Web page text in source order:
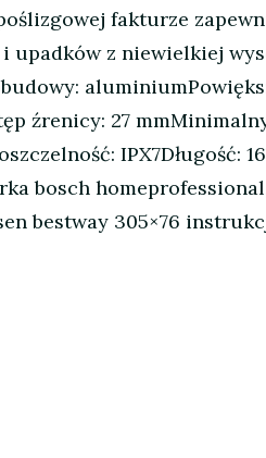
fakturze
upadków z niewielkiej
źrenicy: 27
IPX7Długość:
bosch
bestway 305×76